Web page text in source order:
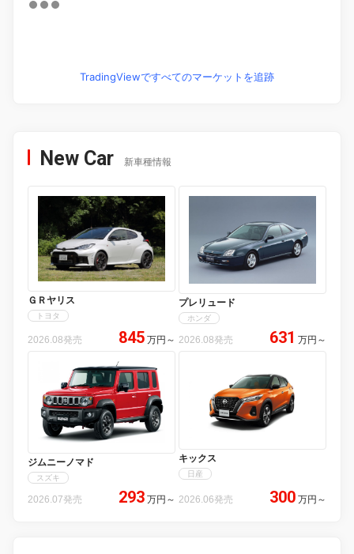
TradingViewですべてのマーケットを追跡
New Car 新車種情報
ＧＲヤリス
トヨタ
2026.08発売 845 万円 ～
プレリュード
ホンダ
2026.08発売 631 万円 ～
ジムニーノマド
スズキ
2026.07発売 293 万円 ～
キックス
日産
2026.06発売 300 万円 ～